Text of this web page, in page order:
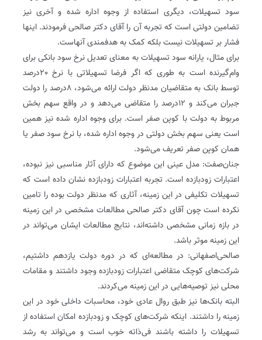
سود تسهیلات، دیگری استفاده از وجوه اداره شده و آخری نیز
تضامین دولتی است که تجربه آن را آقای دکتر صالحی فرمودند. اینها
فشار بر تسهیلات نیست بلکه کمک به هدفمندی آنهاست.
برای مثال، یارانه سود تسهیلات به معنای تعدیل نرخ سود بانکی برای
وام‌گیرنده است به طوری که اگر فرضا تسهیلاتی با نرخ 20‌درصد
توسط بانک به متقاضیان مدنظر دولت ارائه می‌شود، 8‌درصد را دولت
جبران می‌کند و 12‌درصد را متقاضی می‌دهد و در واقع سهم بخش
مربوط به دولت با کوپن صفر است. برای وجوه اداره شده نیز همین
است یعنی سهم بخش دولتی در وجوه اداره شده، با نرخ سود صفر یا
همان کوپن صفر تعریف می‌شود.
جنان‌صفت: مدل عینی این موضوع که دارای آثار مناسبی نیز نبوده،
اعتبارات زودبازده است. تجربه اعتبارات زودبازده نشان داده است که
تسهیلات تکلیفی در این زمینه، آثاری که مدنظر دولت بوده را تامین
نکرده است چون آقای دکتر صالحی مطالعات مشخصی در این زمینه
در بازه زمانی مشخصی داشته‌اند، نتایج مطالعات ایشان می‌تواند در
این زمینه موثر باشد.
صالحی‌اصفهانی: در مطالعه‌ای که در دوره دولت یازدهم داشتیم،
شرکت‌های کوچک متقاضی اعتبارات زودبازده وجود داشتند و مقامات
محلی نیز توصیه‌هایی در این زمینه می‌کردند.
البته بانک‌ها نیز طبق روال عادی خود، محاسبات داخلی خود در این
زمینه را داشتند. اینکه شرکت‌های کوچک و زودبازده امکان استفاده از
تسهیلات را داشته باشند فی‌ذاته خوب است و می‌تواند به رشد